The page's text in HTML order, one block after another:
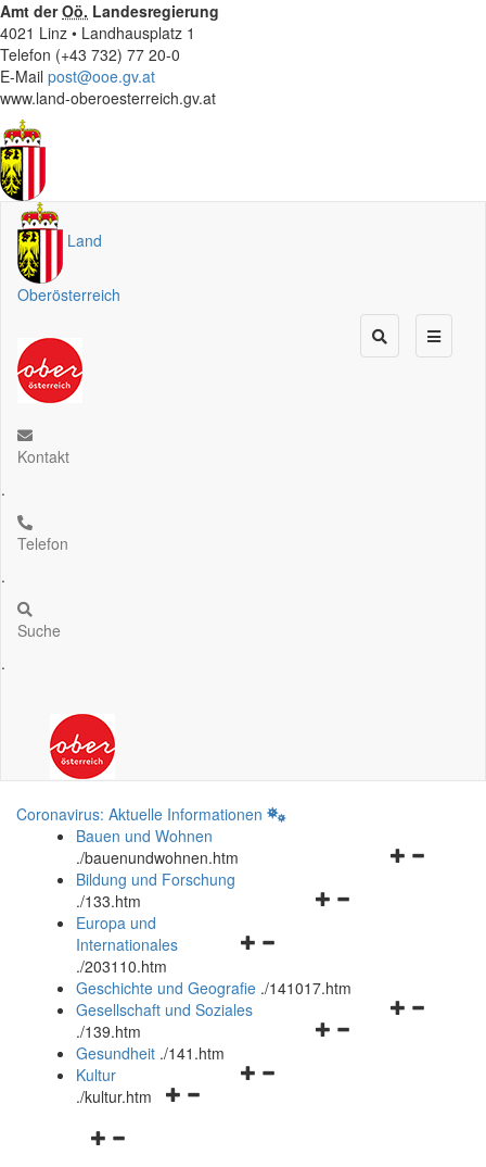
Amt derOö. Landesregierung
4021 Linz • Landhausplatz 1
Telefon (+43 732) 77 20-0
E-Mail post@ooe.gv.at
www.land-oberoesterreich.gv.at
Land
Oberösterreich
Kontakt
.
Telefon
.
Suche
.
Coronavirus: Aktuelle Informationen
Bauen und Wohnen
./bauenundwohnen.htm
Navigationsmenü
Bildung und Forschung
./133.htm
Navigationsmenü
und
schließen
Europa und
Internationales
./203110.htm
Geschichte und Geografie ./141017.htm
Navigationsmenü
Gesellschaft und Soziales
./139.htm
Navigationsmenü
Gesundheit ./141.htm
Navigationsmenü
Kultur
./kultur.htm
Navigationsmenü